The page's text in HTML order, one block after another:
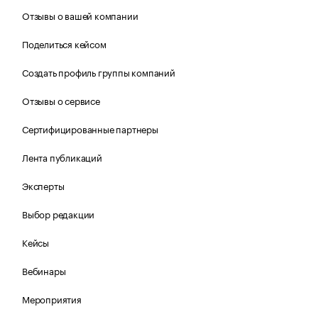
Отзывы о вашей компании
Поделиться кейсом
Создать профиль группы компаний
Отзывы о сервисе
Сертифицированные партнеры
Лента публикаций
Эксперты
Выбор редакции
Кейсы
Вебинары
Мероприятия